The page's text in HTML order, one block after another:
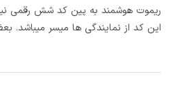
ریموت هوشمند به پین کد شش رقمی
این کد از نمایندگی ها میسر میباشد.